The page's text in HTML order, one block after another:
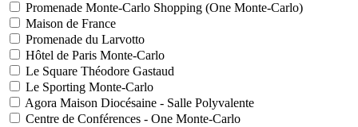
Promenade Monte-Carlo Shopping (One Monte-Carlo)
Maison de France
Promenade du Larvotto
Hôtel de Paris Monte-Carlo
Le Square Théodore Gastaud
Le Sporting Monte-Carlo
Agora Maison Diocésaine - Salle Polyvalente
Centre de Conférences - One Monte-Carlo